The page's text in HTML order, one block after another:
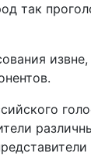
так